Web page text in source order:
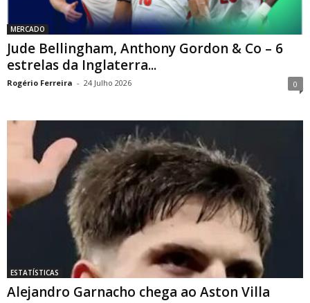
MERCADO
Jude Bellingham, Anthony Gordon & Co – 6
estrelas da Inglaterra...
Rogério Ferreira - 24 Julho 2026 0
ESTATÍSTICAS
Alejandro Garnacho chega ao Aston Villa